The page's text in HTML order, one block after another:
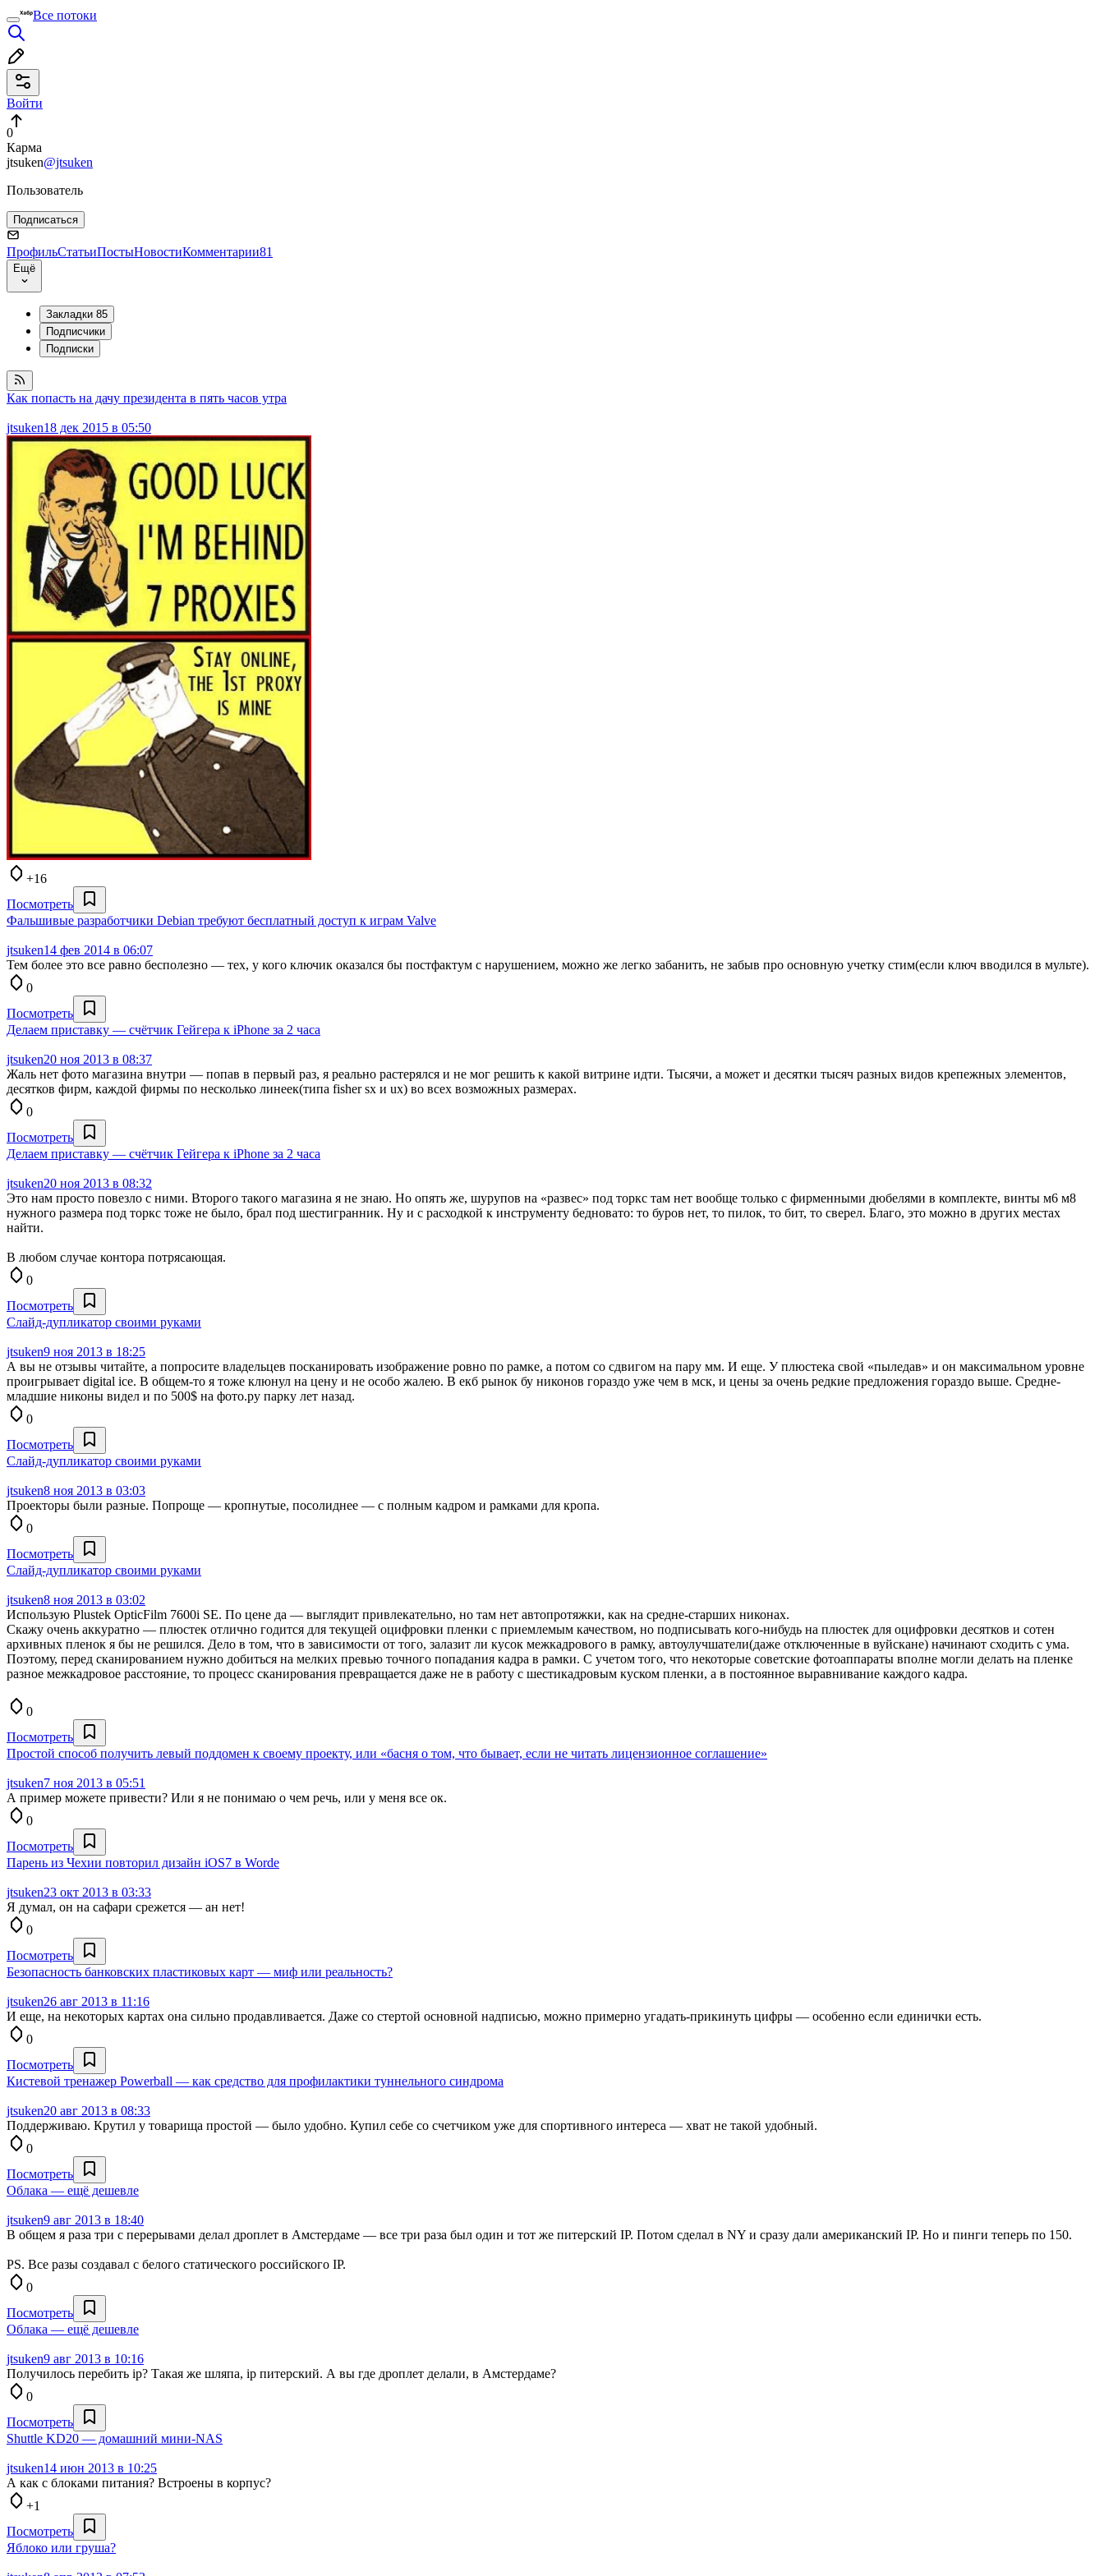
Все потоки
Войти
0
Карма
jtsuken@jtsuken
Пользователь
Подписаться
ПрофильСтатьиПостыНовостиКомментарии81
Ещё
Закладки 85
Подписчики
Подписки
Как попасть на дачу президента в пять часов утра
jtsuken18 дек 2015 в 05:50
+16
Посмотреть
Фальшивые разработчики Debian требуют бесплатный доступ к играм Valve
jtsuken14 фев 2014 в 06:07
Тем более это все равно бесполезно — тех, у кого ключик оказался бы постфактум с нарушением, можно же легко забанить, не забыв про основную учетку стим(если ключ вводился в мульте).
0
Посмотреть
Делаем приставку — счётчик Гейгера к iPhone за 2 часа
jtsuken20 ноя 2013 в 08:37
Жаль нет фото магазина внутри — попав в первый раз, я реально растерялся и не мог решить к какой витрине идти. Тысячи, а может и десятки тысяч разных видов крепежных элементов,
десятков фирм, каждой фирмы по несколько линеек(типа fisher sx и ux) во всех возможных размерах.
0
Посмотреть
Делаем приставку — счётчик Гейгера к iPhone за 2 часа
jtsuken20 ноя 2013 в 08:32
Это нам просто повезло с ними. Второго такого магазина я не знаю. Но опять же, шурупов на «развес» под торкс там нет вообще только с фирменными дюбелями в комплекте, винты м6 м8
нужного размера под торкс тоже не было, брал под шестигранник. Ну и с расходкой к инструменту бедновато: то буров нет, то пилок, то бит, то сверел. Благо, это можно в других местах
найти.
В любом случае контора потрясающая.
0
Посмотреть
Слайд-дупликатор своими руками
jtsuken9 ноя 2013 в 18:25
А вы не отзывы читайте, а попросите владельцев посканировать изображение ровно по рамке, а потом со сдвигом на пару мм. И еще. У плюстека свой «пыледав» и он максимальном уровне
проигрывает digital ice. В общем-то я тоже клюнул на цену и не особо жалею. В екб рынок бу никонов гораздо уже чем в мск, и цены за очень редкие предложения гораздо выше. Средне-
младшие никоны видел и по 500$ на фото.ру парку лет назад.
0
Посмотреть
Слайд-дупликатор своими руками
jtsuken8 ноя 2013 в 03:03
Проекторы были разные. Попроще — кропнутые, посолиднее — с полным кадром и рамками для кропа.
0
Посмотреть
Слайд-дупликатор своими руками
jtsuken8 ноя 2013 в 03:02
Использую Plustek OpticFilm 7600i SE. По цене да — выглядит привлекательно, но там нет автопротяжки, как на средне-старших никонах.
Скажу очень аккуратно — плюстек отлично годится для текущей оцифровки пленки с приемлемым качеством, но подписывать кого-нибудь на плюстек для оцифровки десятков и сотен
архивных пленок я бы не решился. Дело в том, что в зависимости от того, залазит ли кусок межкадрового в рамку, автоулучшатели(даже отключенные в вуйскане) начинают сходить с ума.
Поэтому, перед сканированием нужно добиться на мелких превью точного попадания кадра в рамки. С учетом того, что некоторые советские фотоаппараты вполне могли делать на пленке
разное межкадровое расстояние, то процесс сканирования превращается даже не в работу с шестикадровым куском пленки, а в постоянное выравнивание каждого кадра.
0
Посмотреть
Простой способ получить левый поддомен к своему проекту, или «басня о том, что бывает, если не читать лицензионное соглашение»
jtsuken7 ноя 2013 в 05:51
А пример можете привести? Или я не понимаю о чем речь, или у меня все ок.
0
Посмотреть
Парень из Чехии повторил дизайн iOS7 в Wordе
jtsuken23 окт 2013 в 03:33
Я думал, он на сафари срежется — ан нет!
0
Посмотреть
Безопасность банковских пластиковых карт — миф или реальность?
jtsuken26 авг 2013 в 11:16
И еще, на некоторых картах она сильно продавливается. Даже со стертой основной надписью, можно примерно угадать-прикинуть цифры — особенно если единички есть.
0
Посмотреть
Кистевой тренажер Powerball — как средство для профилактики туннельного синдрома
jtsuken20 авг 2013 в 08:33
Поддерживаю. Крутил у товарища простой — было удобно. Купил себе со счетчиком уже для спортивного интереса — хват не такой удобный.
0
Посмотреть
Облака — ещё дешевле
jtsuken9 авг 2013 в 18:40
В общем я раза три с перерывами делал дроплет в Амстердаме — все три раза был один и тот же питерский IP. Потом сделал в NY и сразу дали американский IP. Но и пинги теперь по 150.
PS. Все разы создавал с белого статического российского IP.
0
Посмотреть
Облака — ещё дешевле
jtsuken9 авг 2013 в 10:16
Получилось перебить ip? Такая же шляпа, ip питерский. А вы где дроплет делали, в Амстердаме?
0
Посмотреть
Shuttle KD20 — домашний мини-NAS
jtsuken14 июн 2013 в 10:25
А как с блоками питания? Встроены в корпус?
+1
Посмотреть
Яблоко или груша?